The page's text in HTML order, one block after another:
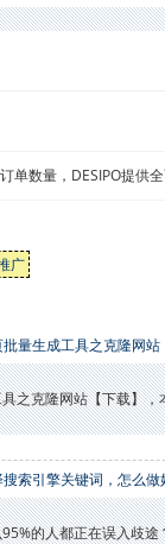
单数量，DESIPO提供
广
量生成工具之克隆网站
之克隆网站【下载】
索引擎关键词，怎么做
的人都正在误入歧